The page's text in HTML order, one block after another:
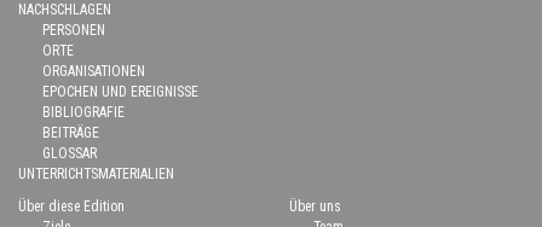
NACHSCHLAGEN
PERSONEN
ORTE
ORGANISATIONEN
EPOCHEN UND EREIGNISSE
BIBLIOGRAFIE
BEITRÄGE
GLOSSAR
UNTERRICHTSMATERIALIEN
Über diese Edition
Über uns